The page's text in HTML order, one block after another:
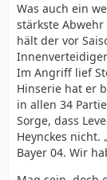
Was auch ein
stärkste
hält der vor
Im Angriff lief
Hinserie hat er
in allen 34
Sorge, dass
Heynckes
Bayer 04. Wir